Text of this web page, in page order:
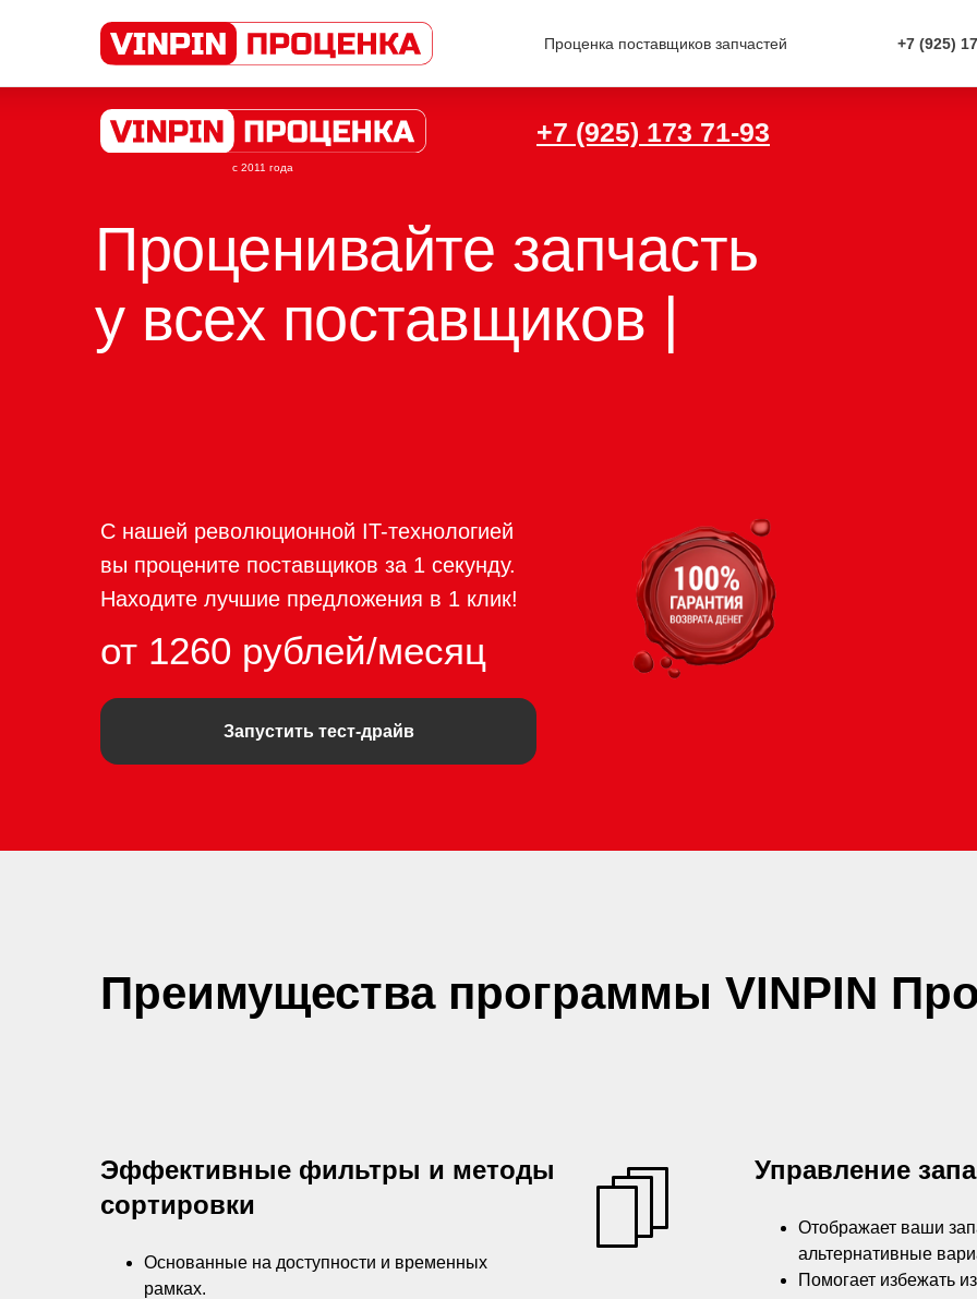
Проценка поставщиков запчастей +7 (925)
от 1260 рублей/месяц
Запустить тест-драйв
С нашей революционной IT-технологией
вы процените поставщиков за 1 секунду.
Находите лучшие предложения в 1 клик!
Проценивайте запчасть у
|
+7 (925) 173 71-93
с 2011 года
Преимущества программы VINPIN
Эффективные фильтры и методы
сортировки
Основанные на доступности и временных
рамках.
Управление
Отображает ваши
альтернативные
Помогает избежать